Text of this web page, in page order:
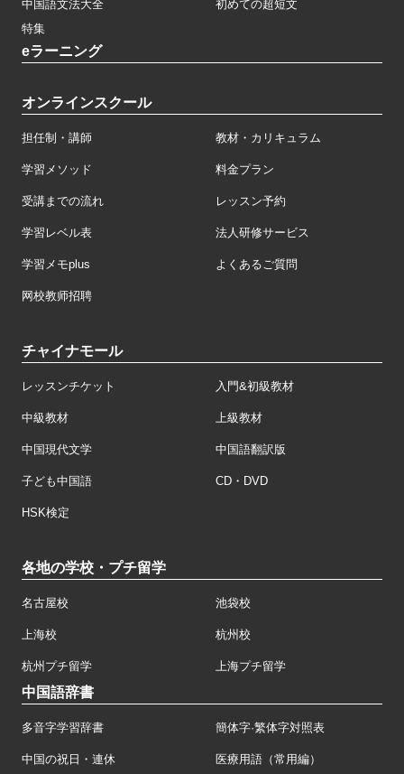
中国語文法大全
初めての超短文
特集
eラーニング
オンラインスクール
担任制・講師 教材・カリキュラム
学習メソッド 料金プラン
受講までの流れ レッスン予約
学習レベル表 法人研修サービス
学習メモplus よくあるご質問
网校教师招聘
チャイナモール
レッスンチケット 入門&初級教材
中級教材 上級教材
中国現代文学 中国語翻訳版
子ども中国語 CD・DVD
HSK検定
各地の学校・プチ留学
名古屋校 池袋校
上海校 杭州校
杭州プチ留学 上海プチ留学
中国語辞書
多音字学習辞書 簡体字·繁体字対照表
中国の祝日・連休 医療用語（常用編）